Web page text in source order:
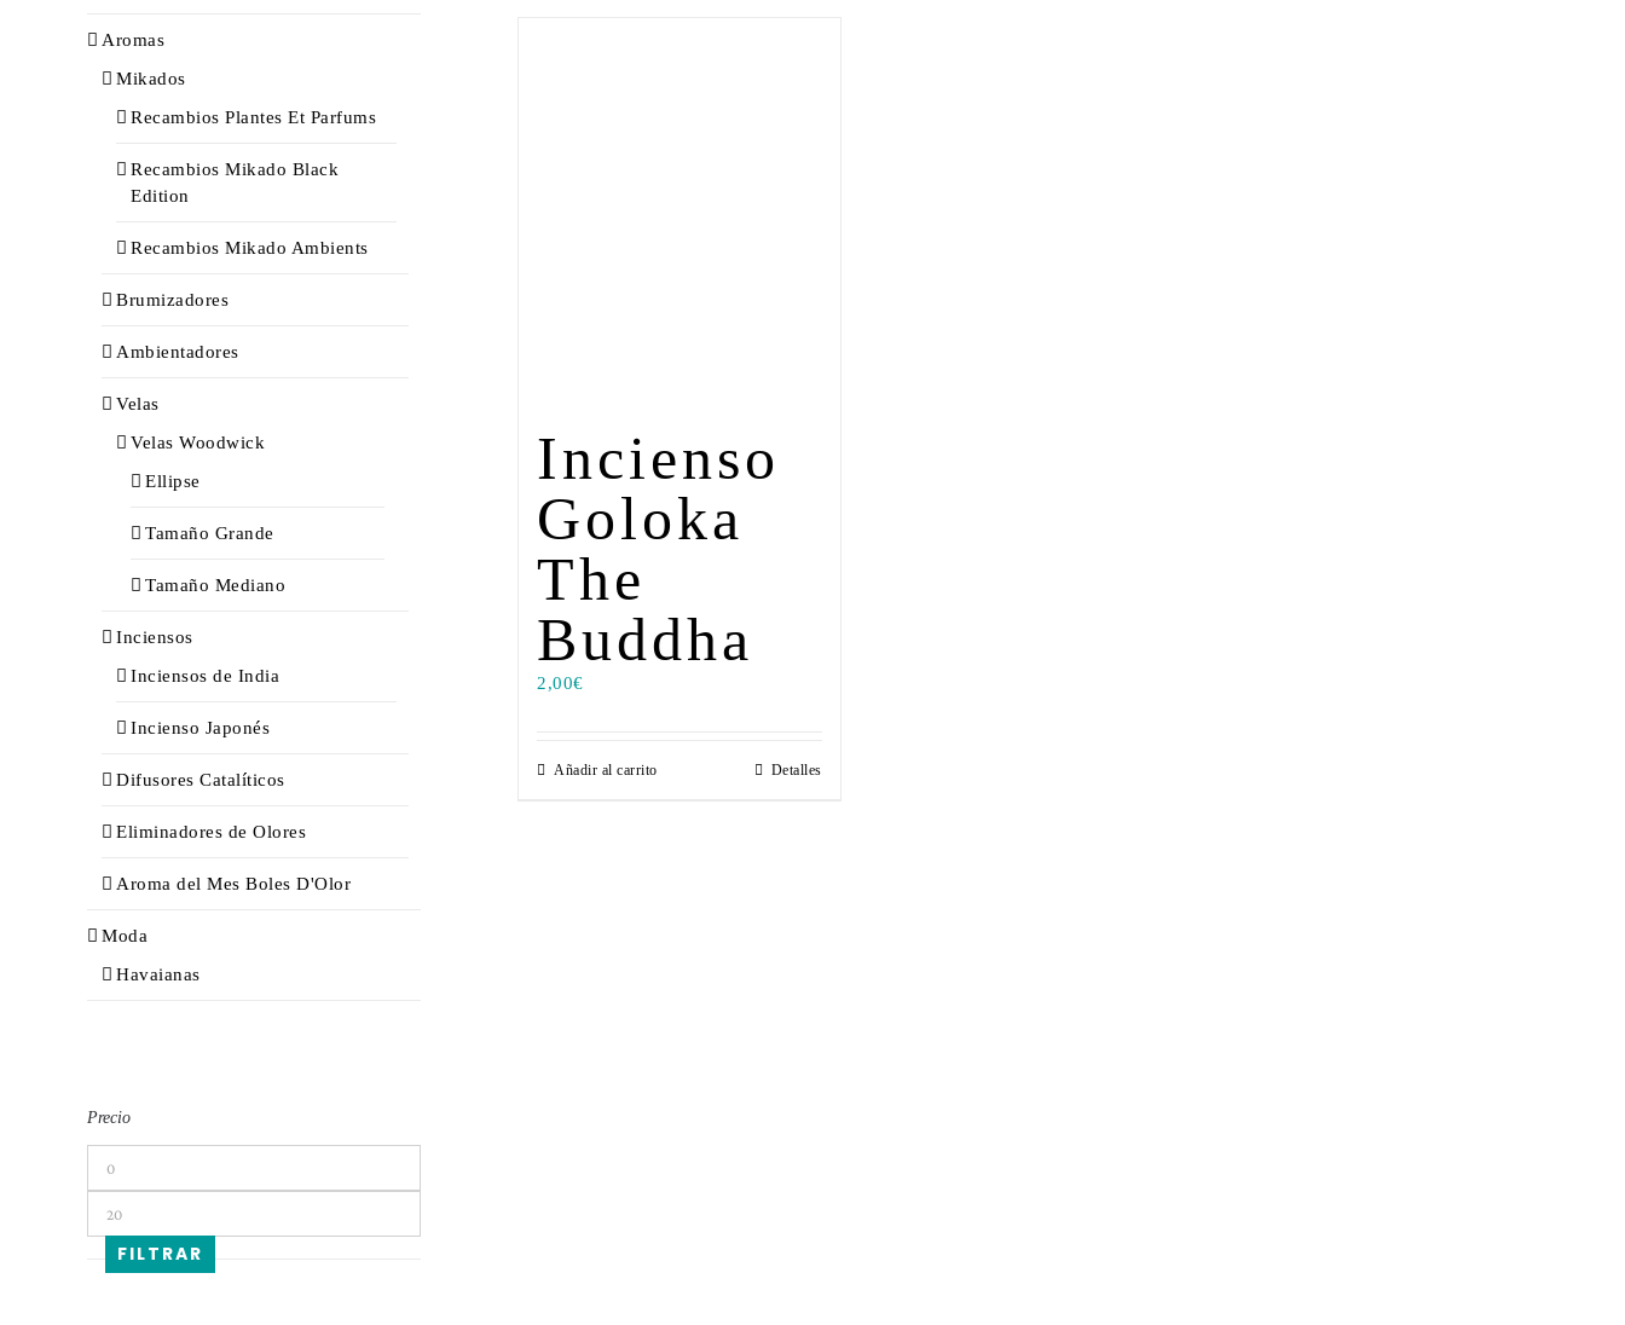
Incienso
Goloka
The
Buddha
2,00€
Añadir al carrito Detalles
Aromas
Mikados
Recambios Plantes Et Parfums
Recambios Mikado Black
Edition
Recambios Mikado Ambients
Brumizadores
Ambientadores
Velas
Velas Woodwick
Ellipse
Tamaño Grande
Tamaño Mediano
Inciensos
Inciensos de India
Incienso Japonés
Difusores Catalíticos
Eliminadores de Olores
Aroma del Mes Boles D'Olor
Moda
Havaianas
Precio
FILTRAR